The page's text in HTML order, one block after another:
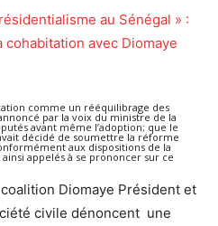
au Sénégal » :
avec Diomaye
comme un rééquilibrage des
par la voix du ministre de la
avant même l’adoption; que le
décidé de soumettre la réforme
aux dispositions de la
appelés à se prononcer sur ce
Diomaye Président et
civile dénoncent une